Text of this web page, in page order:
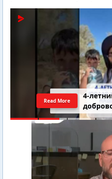
4-
Read More